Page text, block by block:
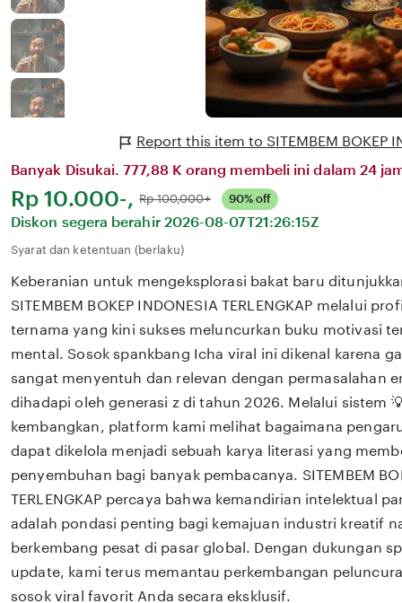
Report this item to SITEMBEM BOKEP
Banyak Disukai. 777,88 K orang membeli ini dalam 24
Harga:
Rp 10.000-, Normal:
Rp 100,000+ 90% off
Diskon segera berahir 2026-08-07T21:26:15Z
Syarat dan ketentuan (berlaku)
Keberanian untuk mengeksplorasi bakat baru
SITEMBEM BOKEP INDONESIA TERLENGKAP melalui
ternama yang kini sukses meluncurkan buku motivasi
mental. Sosok spankbang Icha viral ini dikenal karena
sangat menyentuh dan relevan dengan permasalahan
dihadapi oleh generasi z di tahun 2026. Melalui sistem
kembangkan, platform kami melihat bagaimana
dapat dikelola menjadi sebuah karya literasi yang
penyembuhan bagi banyak pembacanya. SITEMBEM
TERLENGKAP percaya bahwa kemandirian intelektual
adalah pondasi penting bagi kemajuan industri kreatif
berkembang pesat di pasar global. Dengan dukungan
update, kami terus memantau perkembangan
sosok viral favorit Anda secara eksklusif.